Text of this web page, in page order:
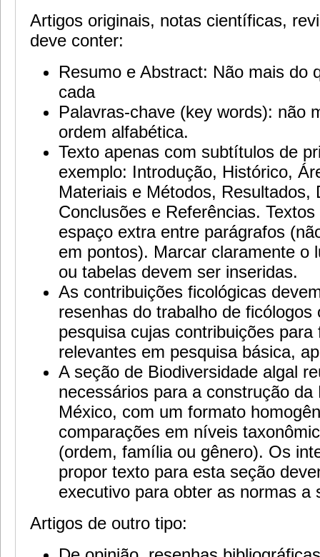
Artigos originais, notas científicas,
deve conter:
Resumo e Abstract: Não mais do
cada
Palavras-chave (key words): não
ordem alfabética.
Texto apenas com subtítulos de
exemplo: Introdução, Histórico,
Materiais e Métodos, Resultados,
Conclusões e Referências.
espaço extra entre parágrafos
em pontos). Marcar claramente o
ou tabelas devem ser inseridas.
As contribuições ficológicas
resenhas do trabalho de ficólogos
pesquisa cujas contribuições para
relevantes em pesquisa básica,
A seção de Biodiversidade algal
necessários para a construção da
México, com um formato
comparações em níveis
(ordem, família ou gênero). Os
propor texto para esta seção
executivo para obter as normas a
Artigos de outro tipo: